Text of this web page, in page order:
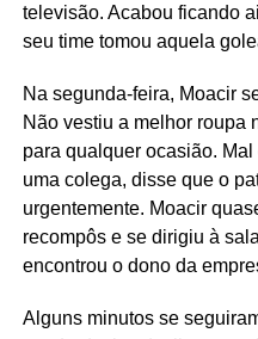
televisão. Acabou ficando
seu time tomou aquela
Na segunda-feira, Moacir
Não vestiu a melhor roupa
para qualquer ocasião.
uma colega, disse que o
urgentemente. Moacir
recompôs e se dirigiu à
encontrou o dono da
Alguns minutos se